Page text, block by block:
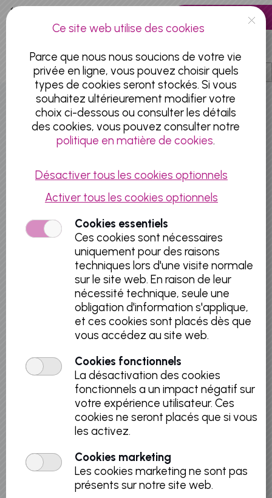
Aller au contenu principal
Midis du Cinéma
Un jeudi sur deux, les Musées royaux des
Beaux-Arts de Belgique accueillent
l’association Les Midis du Cinéma pour 2
séances présentant un film sur l’art en
rapport avec l’actualité artistique.
Retourner à la liste
Sélectionner date
Août 2026
Ce site web utilise des cookies
Parce que nous nous soucions de votre vie
privée en ligne, vous pouvez choisir quels
types de cookies seront stockés. Si vous
souhaitez ultérieurement modifier votre
choix ci-dessous ou consulter les détails
des cookies, vous pouvez consulter notre
politique en matière de cookies.
Désactiver tous les cookies optionnels
Activer tous les cookies optionnels
Cookies essentiels
Ces cookies sont nécessaires
uniquement pour des raisons
techniques lors d'une visite normale
sur le site web. En raison de leur
nécessité technique, seule une
obligation d'information s'applique,
et ces cookies sont placés dès que
vous accédez au site web.
Cookies fonctionnels
La désactivation des cookies
fonctionnels a un impact négatif sur
votre expérience utilisateur. Ces
cookies ne seront placés que si vous
les activez.
Cookies marketing
Les cookies marketing ne sont pas
présents sur notre site web.